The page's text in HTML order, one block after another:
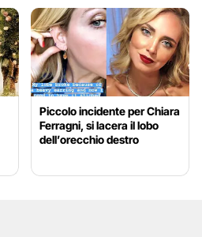
Piccolo incidente per Chiara
Ferragni, si lacera il lobo
dell’orecchio destro